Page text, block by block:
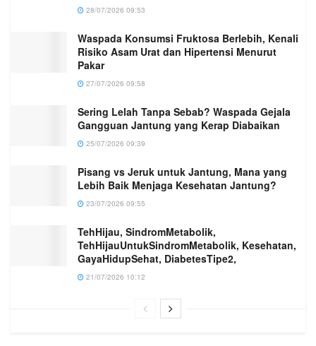
28/07/2026 09:53
Waspada Konsumsi Fruktosa Berlebih, Kenali
Risiko Asam Urat dan Hipertensi Menurut
Pakar
27/07/2026 09:58
Sering Lelah Tanpa Sebab? Waspada Gejala
Gangguan Jantung yang Kerap Diabaikan
25/07/2026 09:39
Pisang vs Jeruk untuk Jantung, Mana yang
Lebih Baik Menjaga Kesehatan Jantung?
23/07/2026 09:55
TehHijau, SindromMetabolik,
TehHijauUntukSindromMetabolik, Kesehatan,
GayaHidupSehat, DiabetesTipe2,
21/07/2026 10:12